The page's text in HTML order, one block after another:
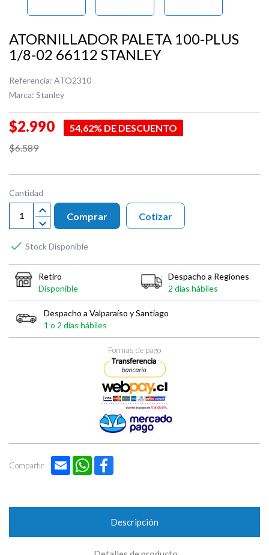
ATORNILLADOR PALETA 100-PLUS
1/8-02 66112 STANLEY
Referencia: ATO2310
Marca: Stanley
$2.990
54,62% DE DESCUENTO
$6.589
Cantidad
Comprar
 Stock Disponible
Cotizar
Retiro
Disponible
Despacho a Regiones
2 días hábiles
Despacho a Valparaíso y Santiago
1 o 2 días hábiles
Formas de pago
Compartir Email WhatsApp
Descripción